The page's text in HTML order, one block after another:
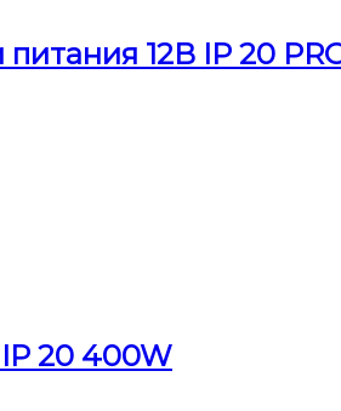
12В IP 20
20 400W